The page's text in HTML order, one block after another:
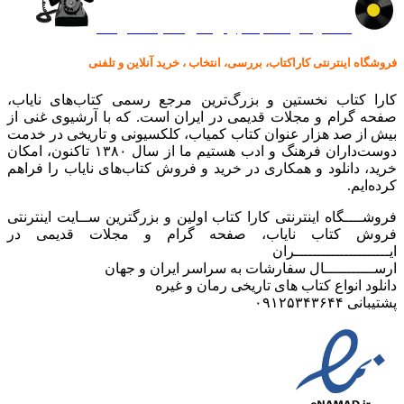
فروشگاه اینترنتی کاراکتاب، بررسی، انتخاب ، خرید آنلاین و تلفنی
کارا کتاب نخستین و بزرگ‌ترین مرجع رسمی کتاب‌های نایاب،
صفحه گرام و مجلات قدیمی در ایران است. که با آرشیوی غنی از
بیش از صد هزار عنوان کتاب کمیاب، کلکسیونی و تاریخی در خدمت
دوست‌داران فرهنگ و ادب هستیم ما از سال ۱۳۸۰ تاکنون، امکان
خرید، دانلود و همکاری در خرید و فروش کتاب‌های نایاب را فراهم
کرده‌ایم.
فروشــــگاه اینترنتی کارا کتاب اولین و بزرگترین ســایت اینترنتی
فروش کتاب نایاب، صفحه گرام و مجلات قدیمی در
ایـــــــــــــــــــــران
ارســـــــــــال سفارشات به سراسر ایران و جهان
دانلود انواع کتاب های تاریخی رمان و غیره
پشتیبانی ۰۹۱۲۵۳۴۳۶۴۴